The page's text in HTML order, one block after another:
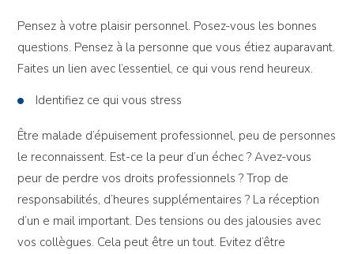
Pensez à votre plaisir personnel. Posez-vous les bonnes
questions. Pensez à la personne que vous étiez auparavant.
Faites un lien avec l’essentiel, ce qui vous rend heureux.
Identifiez ce qui vous stress
Être malade d’épuisement professionnel, peu de personnes
le reconnaissent. Est-ce la peur d’un échec ? Avez-vous
peur de perdre vos droits professionnels ? Trop de
responsabilités, d’heures supplémentaires ? La réception
d’un e mail important. Des tensions ou des jalousies avec
vos collègues. Cela peut être un tout. Evitez d’être